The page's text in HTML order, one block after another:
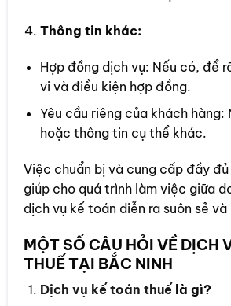
Thông tin khác:
Hợp đồng dịch vụ: Nếu có, để
vi và điều kiện hợp đồng.
Yêu cầu riêng của khách hàng:
hoặc thông tin cụ thể khác.
Việc chuẩn bị và cung cấp đầy
giúp cho quá trình làm việc giữa
dịch vụ kế toán diễn ra suôn sẻ và
MỘT SỐ CÂU HỎI VỀ DỊCH
THUẾ TẠI BẮC NINH
Dịch vụ kế toán thuếlà gì?